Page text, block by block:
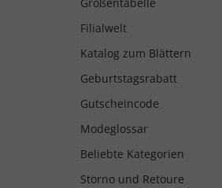
Filialwelt
Katalog zum Blättern
Geburtstagsrabatt
Gutscheincode
Modeglossar
Beliebte Kategorien
Storno und Retoure